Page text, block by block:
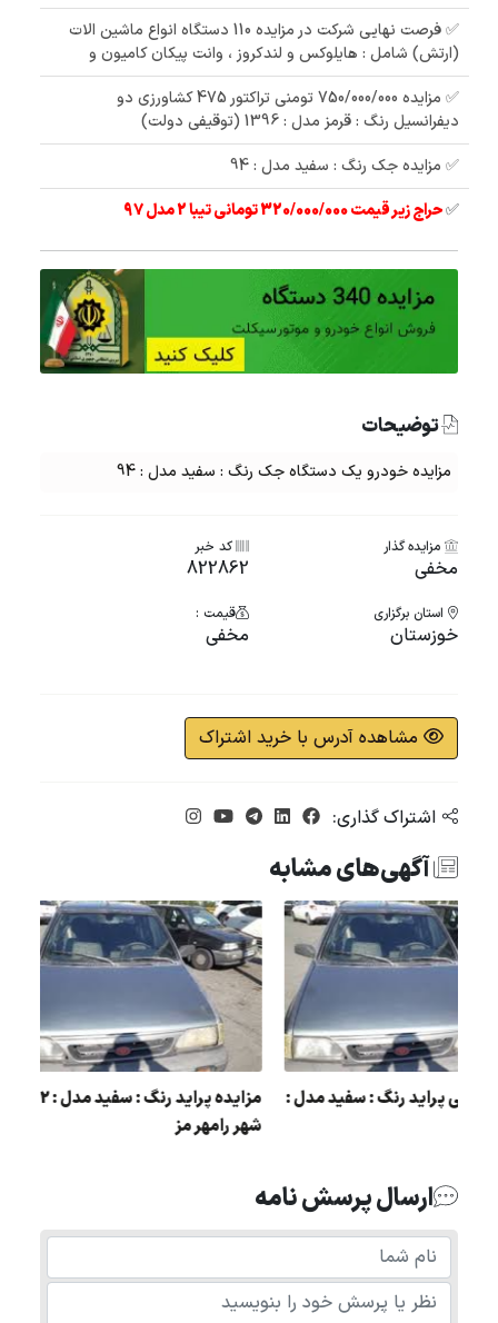
✅ فرصت نهایی شرکت در مزایده 110 دستگاه انواع ماشین الات
(ارتش) شامل : هایلوکس و لندکروز ، وانت پیکان کامیون و
✅ مزایده 750/000/000 تومنی تراکتور 475 کشاورزی دو
دیفرانسیل رنگ : قرمز مدل : 1396 (توقیفی دولت)
✅ مزایده جک رنگ : سفید مدل : 94
✅حراج زیر قیمت 320/000/000 تومانی تیبا 2 مدل 97
توضیحات
مزایده خودرو یک دستگاه جک رنگ : سفید مدل : 94
مزایده گذار
مخفی
کد خبر
822862
استان برگزاری
خوزستان
قیمت :
مخفی
مشاهده آدرس با خرید اشتراک
اشتراک گذاری:
آگهی‌های مشابه
شهر رامهر مز
مزایده دولتی پراید رنگ : سفید مدل :
ارسال پرسش نامه